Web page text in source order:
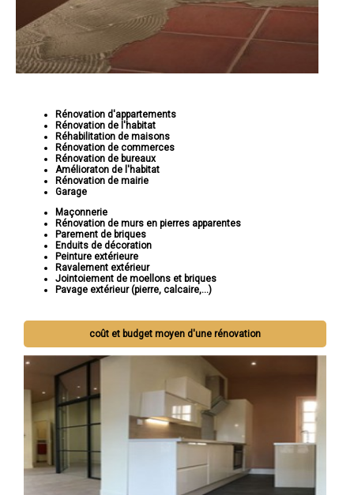
Rénovation d'appartements
Rénovation de l'habitat
Réhabilitation de maisons
Rénovation de commerces
Rénovation de bureaux
Amélioraton de l'habitat
Rénovation de mairie
Garage
Maçonnerie
Rénovation de murs en pierres apparentes
Parement de briques
Enduits de décoration
Peinture extérieure
Ravalement extérieur
Jointoiement de moellons et briques
Pavage extérieur (pierre, calcaire,...)
coût et budget moyen d'une rénovation